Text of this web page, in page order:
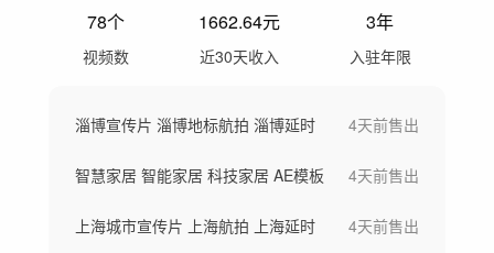
78个
视频数
1662.64元
近30天收入
3年
入驻年限
淄博宣传片 淄博地标航拍 淄博延时 4天前售出
智慧家居 智能家居 科技家居 AE模板 4天前售出
上海城市宣传片 上海航拍 上海延时 4天前售出